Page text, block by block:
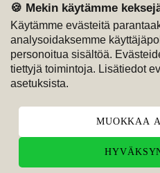
🍪 Mekin käytämme
Käytämme evästeitä
analysoidaksemme
personoitua sisältöä.
tiettyjä toimintoja. Lisätiedot
asetuksista.
MUOKKAA
Maksutavat
M